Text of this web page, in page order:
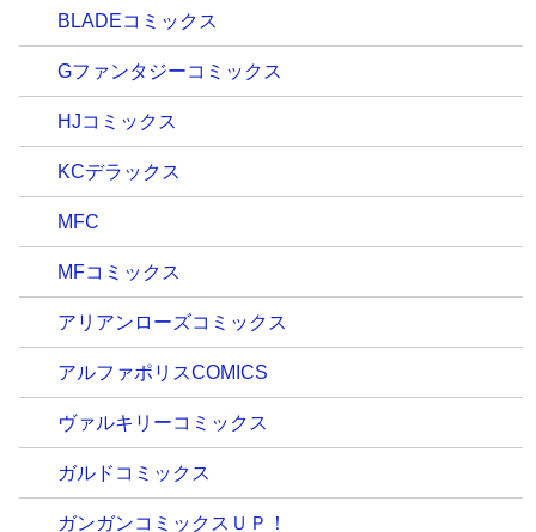
BLADEコミックス
Gファンタジーコミックス
HJコミックス
KCデラックス
MFC
MFコミックス
アリアンローズコミックス
アルファポリスCOMICS
ヴァルキリーコミックス
ガルドコミックス
ガンガンコミックスＵＰ！